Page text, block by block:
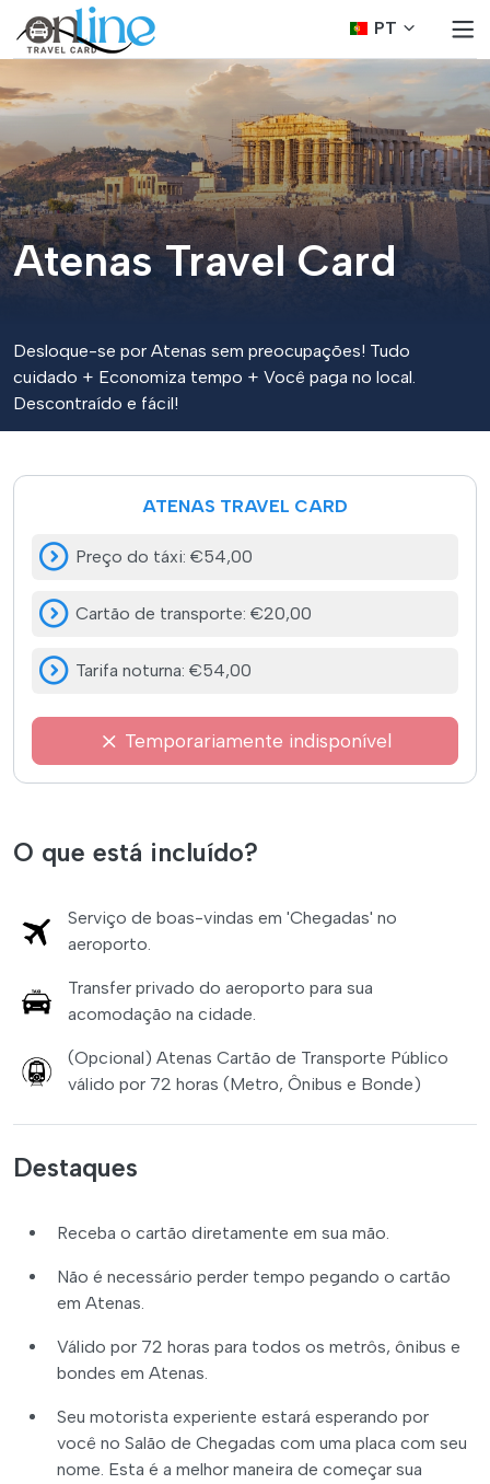
PT
Atenas Travel Card
Desloque-se por Atenas sem preocupações! Tudo
cuidado + Economiza tempo + Você paga no local.
Descontraído e fácil!
O que está incluído?
Serviço de boas-vindas em 'Chegadas' no
aeroporto.
Transfer privado do aeroporto para sua
acomodação na cidade.
(Opcional) Atenas Cartão de Transporte Público
válido por 72 horas (Metro, Ônibus e Bonde)
Destaques
Receba o cartão diretamente em sua mão.
Não é necessário perder tempo pegando o cartão
em Atenas.
Válido por 72 horas para todos os metrôs, ônibus e
bondes em Atenas.
Seu motorista experiente estará esperando por
você no Salão de Chegadas com uma placa com seu
nome. Esta é a melhor maneira de começar sua
ATENAS TRAVEL CARD
Preço do táxi: €54,00
Cartão de transporte: €20,00
Tarifa noturna: €54,00
Temporariamente indisponível